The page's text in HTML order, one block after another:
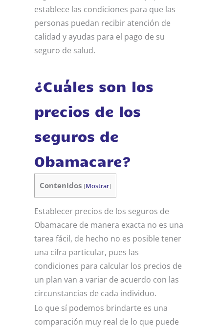
establece las condiciones para que las
personas puedan recibir atención de
calidad y ayudas para el pago de su
seguro de salud.
¿Cuáles son los
precios de los
seguros de
Obamacare?
Contenidos [Mostrar]
Establecer precios de los seguros de
Obamacare de manera exacta no es una
tarea fácil, de hecho no es posible tener
una cifra particular, pues las
condiciones para calcular los precios de
un plan van a variar de acuerdo con las
circunstancias de cada individuo.
Lo que sí podemos brindarte es una
comparación muy real de lo que puede